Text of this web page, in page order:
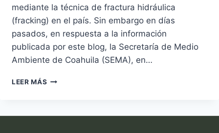
mediante la técnica de fractura hidráulica
(fracking) en el país. Sin embargo en días
pasados, en respuesta a la información
publicada por este blog, la Secretaría de Medio
Ambiente de Coahuila (SEMA), en…
LEER MÁS ¿HAY